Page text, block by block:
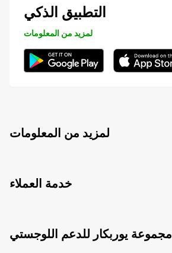
التطبيق الذكي
لمزيد من المعلومات
لمزيد من المعلومات
خدمة العملاء
مجموعة يوربكار للدعم اللوجستي